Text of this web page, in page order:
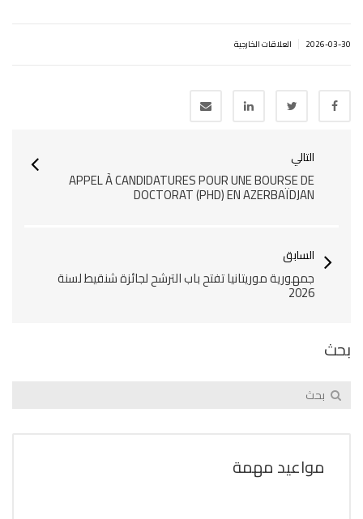
2026-03-30 العلاقات الخارجية
التالي
APPEL À CANDIDATURES POUR UNE BOURSE DE
DOCTORAT (PHD) EN AZERBAÏDJAN
السابق
جمهورية موريتانيا تفتح باب الترشح لجائزة شنقيط لسنة
2026
بحث
مواعيد مهمة